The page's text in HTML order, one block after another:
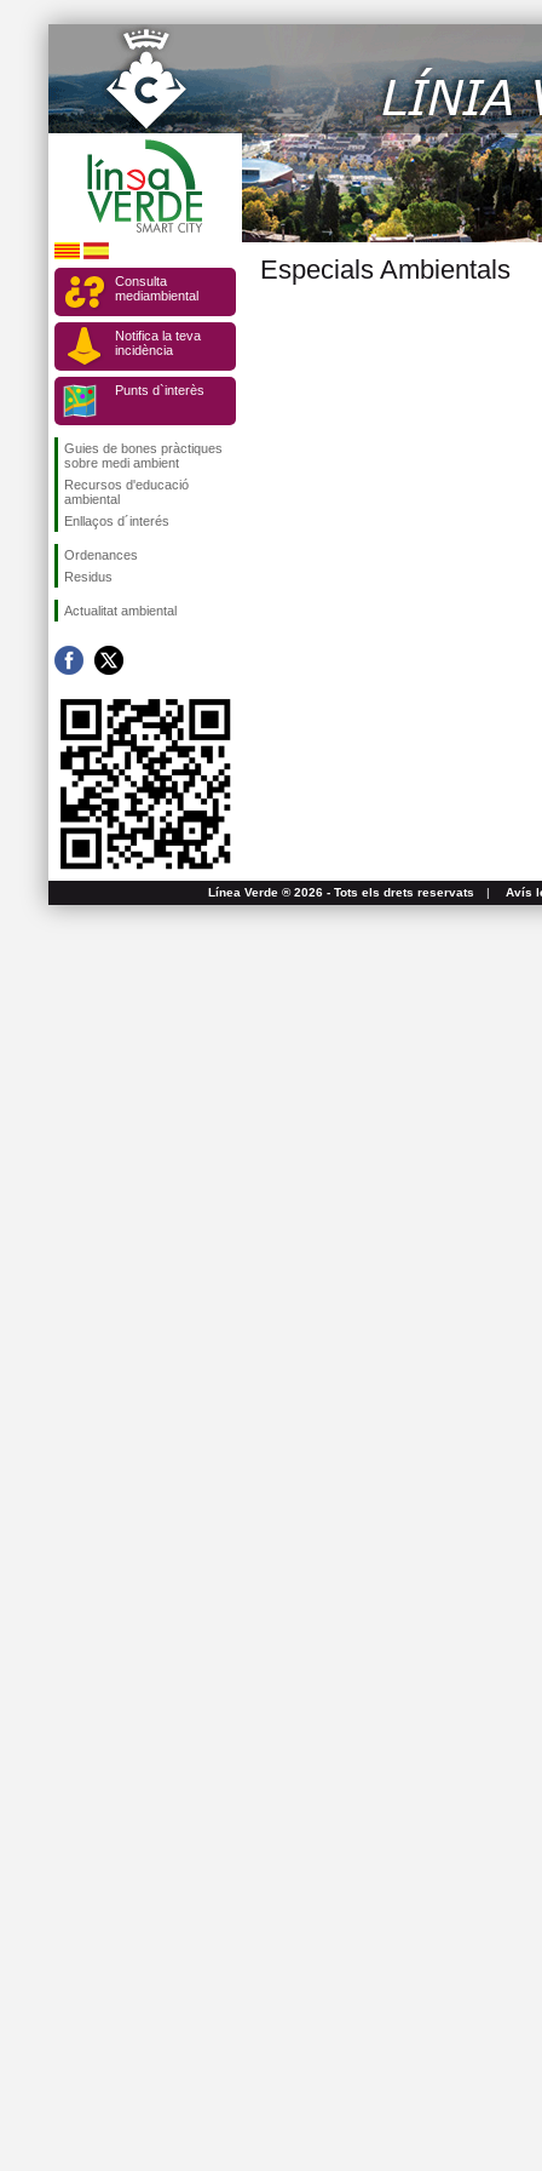
Consulta
mediambiental
Notifica la teva
incidència
Punts d`interès
Guies de bones pràctiques
sobre medi ambient
Recursos d'educació
ambiental
Enllaços d´interés
Ordenances
Residus
Actualitat ambiental
Especials Ambientals
Línea Verde ® 2026 - Tots els drets reservats | Avís